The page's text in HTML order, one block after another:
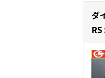
ダ
RS